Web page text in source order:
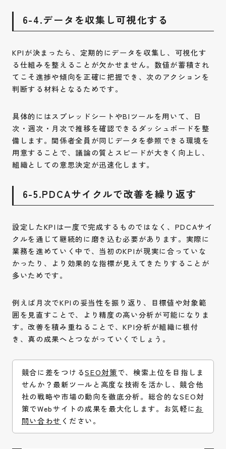
6-4.データを収集し可視化する
KPIが決まったら、定期的にデータを収集し、可視化す
る仕組みを整えることが欠かせません。数値が蓄積され
てこそ進捗や傾向を正確に把握でき、次のアクションを
判断する材料となるためです。
具体的にはスプレッドシートやBIツールを用いて、日
次・週次・月次で推移を確認できるダッシュボードを整
備します。関係者全員が同じデータを参照できる環境を
用意することで、議論の質とスピードが大きく向上し、
組織としての意思決定が迅速化します。
6-5.PDCAサイクルで改善を繰り返す
設定したKPIは一度で完成するものではなく、PDCAサイ
クルを通じて継続的に磨き込む必要があります。実際に
業務を進めていく中で、当初のKPIが現実に合っていな
かったり、より効果的な指標が見えてきたりすることが
多いためです。
例えば月次でKPIの妥当性を振り返り、目標値や対象範
囲を見直すことで、より精度の高い分析が可能になりま
す。改善を積み重ねることで、KPI分析が組織に根付
き、真の成果へとつながっていくでしょう。
競合に差をつけるSEO対策で、検索上位を目指しま
せんか？最新ツールと高度な技術を活かし、競合他
社の戦略や市場の動向を徹底分析。総合的なSEO対
策でWebサイトの成果を最大化します。お気軽にお
問い合わせ ください。